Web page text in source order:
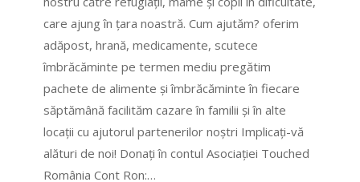
care ajung în țara noastră. Cum ajutăm? oferim
adăpost, hrană, medicamente, scutece
îmbrăcăminte pe termen mediu pregătim
pachete de alimente și îmbrăcăminte în fiecare
săptămână facilităm cazare în familii și în alte
locații cu ajutorul partenerilor noștri Implicați-vă
alături de noi! Donați în contul Asociației Touched
România Cont Ron:…